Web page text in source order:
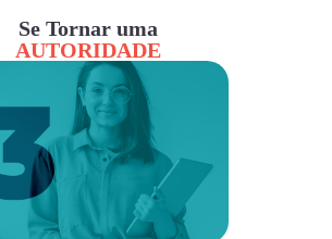
Se Tornar uma
AUTORIDADE